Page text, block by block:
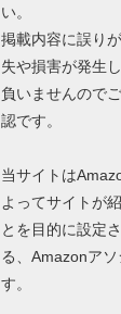
い。
掲載内容に誤り
失や損害が発生
負いませんので
認です。
当サイトは
よってサイトが
とを目的に設定
る、Amazonア
す。